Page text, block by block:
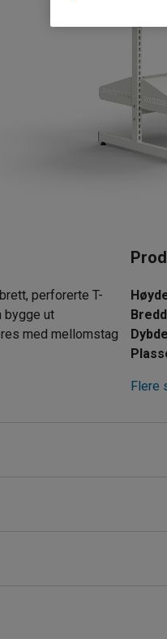
perforerte T-
bygge ut
med mellomstag
Dybde
Flere
Dobbeltsidig skohylle
for økt stabilitet. Du
det perforerte stativet. I